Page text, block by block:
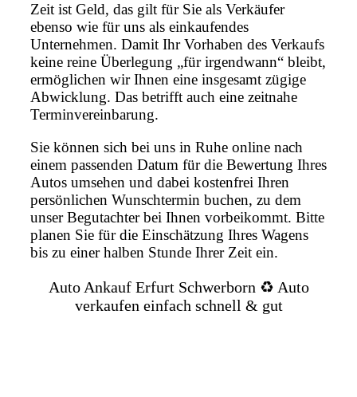
Zeit ist Geld, das gilt für Sie als Verkäufer
ebenso wie für uns als einkaufendes
Unternehmen. Damit Ihr Vorhaben des Verkaufs
keine reine Überlegung „für irgendwann“ bleibt,
ermöglichen wir Ihnen eine insgesamt zügige
Abwicklung. Das betrifft auch eine zeitnahe
Terminvereinbarung.
Sie können sich bei uns in Ruhe online nach
einem passenden Datum für die Bewertung Ihres
Autos umsehen und dabei kostenfrei Ihren
persönlichen Wunschtermin buchen, zu dem
unser Begutachter bei Ihnen vorbeikommt. Bitte
planen Sie für die Einschätzung Ihres Wagens
bis zu einer halben Stunde Ihrer Zeit ein.
Auto Ankauf Erfurt Schwerborn ♻️ Auto
verkaufen einfach schnell & gut